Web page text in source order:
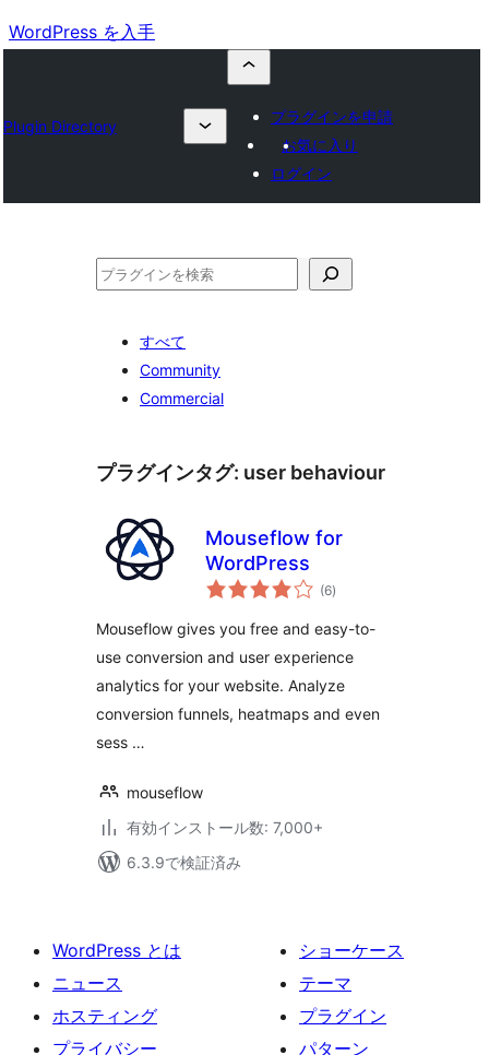
WordPress を入手
Plugin Directory
プラグインを申請
お気に入り
ログイン
検
すべて
Community
Commercial
プラグインタグ: user behaviour
Mouseflow for
WordPress
(6個
の
価
)
Mouseflow gives you free and easy-to-
use conversion and user experience
analytics for your website. Analyze
conversion funnels, heatmaps and even
sess …
mouseflow
有効インストール数: 7,000+
6.3.9で検証済み
WordPress とは
ニュース
ホスティング
プライバシー
ショーケース
テーマ
プラグイン
パターン